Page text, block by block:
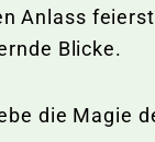
Anlass
Blicke.
die Magie